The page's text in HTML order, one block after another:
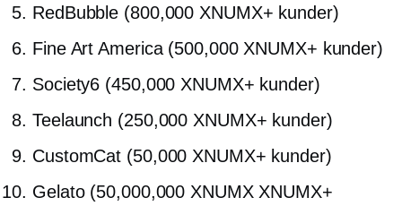
RedBubble (800,000 XNUMX+ kunder)
Fine Art America (500,000 XNUMX+ kunder)
Society6 (450,000 XNUMX+ kunder)
Teelaunch (250,000 XNUMX+ kunder)
CustomCat (50,000 XNUMX+ kunder)
Gelato (50,000,000 XNUMX XNUMX+